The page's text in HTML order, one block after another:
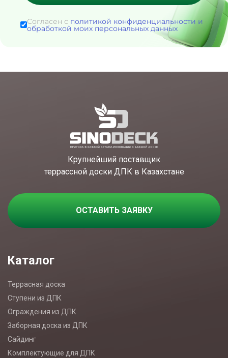
Согласен с политикой конфиденциальности и
обработкой моих персональных данных
Крупнейший поставщик
террассной доски ДПК в Казахстане
ОСТАВИТЬ ЗАЯВКУ
Каталог
Террасная доска
Ступени из ДПК
Ограждения из ДПК
Заборная доска из ДПК
Сайдинг
Комплектующие для ДПК